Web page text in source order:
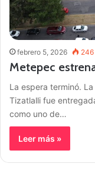
febrero 5, 2026 246
Metepec
La espera terminó.
Tizatlalli fue
como uno de…
Leer más »